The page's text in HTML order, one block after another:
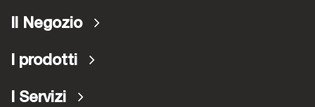
Il Negozio
I prodotti
I Servizi